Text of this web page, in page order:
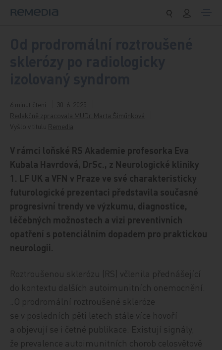
6 minut čtení
30. 6. 2025
Redakčně zpracovala MUDr. Marta Šimůnková
Vyšlo v titulu Remedia
V rámci loňské RS Akademie profesorka Eva
Kubala Havrdová, DrSc., z Neurologické kliniky
1. LF UK a VFN v Praze ve své charakteristicky
futurologické prezentaci představila současné
progresivní trendy ve výzkumu, diagnostice,
léčebných možnostech a vizi preventivních
opatření s potenciálním dopadem pro praktickou
neurologii.
Roztroušenou sklerózu (RS) včlenila přednášející
do kontextu dalších autoimunitních onemocnění.
„O prodromální roztroušené skleróze
se v posledních pěti letech stále více hovoří
a objevují se i četné publikace. Existují signály,
že prevalence autoimunitních chorob celosvětově